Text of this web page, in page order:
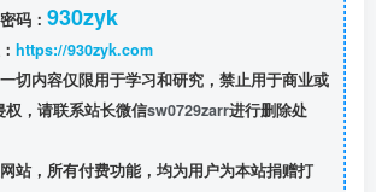
码： 930zyk
https://930zyk.com
切内容仅限用于学习和研究，禁止用于商业或
，请联系站长微信sw0729zarr进行删除处
站，所有付费功能，均为用户为本站捐赠打